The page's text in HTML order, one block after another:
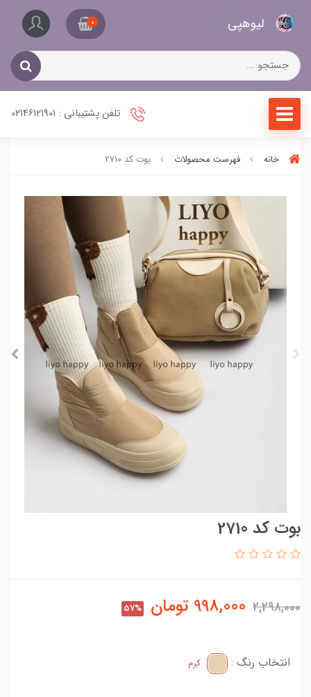
لیو‌هپی 0
تلفن پشتیبانی : 02146121901
خانه فهرست محصولات بوت کد 2710
بوت کد 2710
2,298,000
998,000 تومان 57%
انتخاب رنگ : کرم